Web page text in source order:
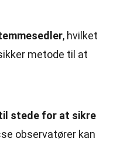
, hvilket
metode til at
stede for at sikre
observatører kan